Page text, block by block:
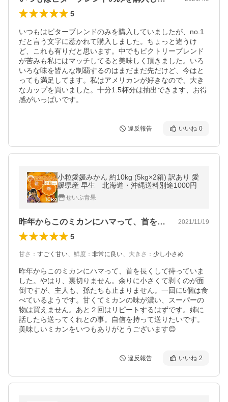
5
いつもはビターブレンドのみを購入していましたが、no.1
だと言う文字に惹かれて購入しました。ちょっと違うけ
ど、これも有りだと思います。中でもビクトリーブレンド
が苦みも私にはマッチしてると美味しく頂きました。いろ
いろな味を皆んな制覇するのはまだまだ先だけど、今はと
っても満足してます。私はアメリカンが好きなので、大き
なカップを買いました。十分1.5杯分は抽出できます、お得
感がいっぱいです。
違反報告 いいね 0
小粒愛媛みかん 約10kg (5kg×2箱) 訳あり 愛
媛県産 早生 北海道・沖縄送料別途1000円
せいぶ青果
昨年からこのミカンにハマって、首を長く… 2021/11/19
5
甘さ ： すごく甘い、 鮮度 ： 非常に良い、 大きさ ： 少し小さめ
昨年からこのミカンにハマって、首を長くして待っていま
した。やはり、裏切りません。余りに小さくて剥くのが面
倒ですが、主人も、孫たちも止まりません。一回に5個は食
べているようです。甘くてミカンの味が濃い、スーパーの
物は買えません。あと２回はリピートするはずです。姉に
話したら送ってくれとの事。自信を持って送りたいです。
美味しいミカンをいつもありがとうございます😊
違反報告 いいね 2